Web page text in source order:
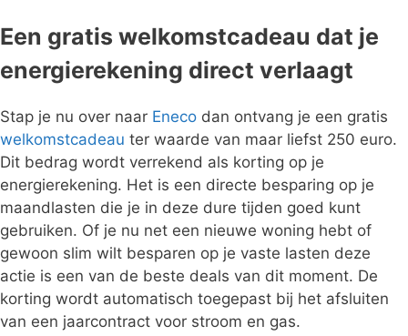
Een gratis welkomstcadeau dat je
energierekening direct verlaagt
Stap je nu over naar Eneco dan ontvang je een gratis
welkomstcadeau ter waarde van maar liefst 250 euro.
Dit bedrag wordt verrekend als korting op je
energierekening. Het is een directe besparing op je
maandlasten die je in deze dure tijden goed kunt
gebruiken. Of je nu net een nieuwe woning hebt of
gewoon slim wilt besparen op je vaste lasten deze
actie is een van de beste deals van dit moment. De
korting wordt automatisch toegepast bij het afsluiten
van een jaarcontract voor stroom en gas.